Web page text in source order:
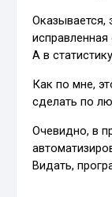
Оказывается,
А в
Как по мне,
сделать по
Очевидно, в
Видать,